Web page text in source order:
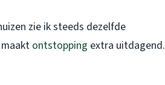
zie ik steeds dezelfde
ontstopping extra uitdagend.